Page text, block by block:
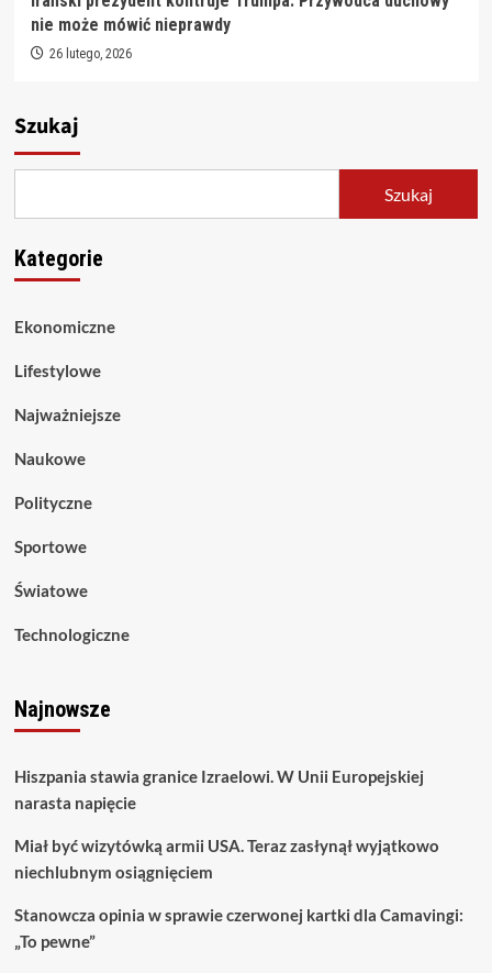
nie może mówić nieprawdy
26 lutego, 2026
Szukaj
Szukaj
Kategorie
Ekonomiczne
Lifestylowe
Najważniejsze
Naukowe
Polityczne
Sportowe
Światowe
Technologiczne
Najnowsze
Hiszpania stawia granice Izraelowi. W Unii Europejskiej
narasta napięcie
Miał być wizytówką armii USA. Teraz zasłynął wyjątkowo
niechlubnym osiągnięciem
Stanowcza opinia w sprawie czerwonej kartki dla Camavingi:
„To pewne”